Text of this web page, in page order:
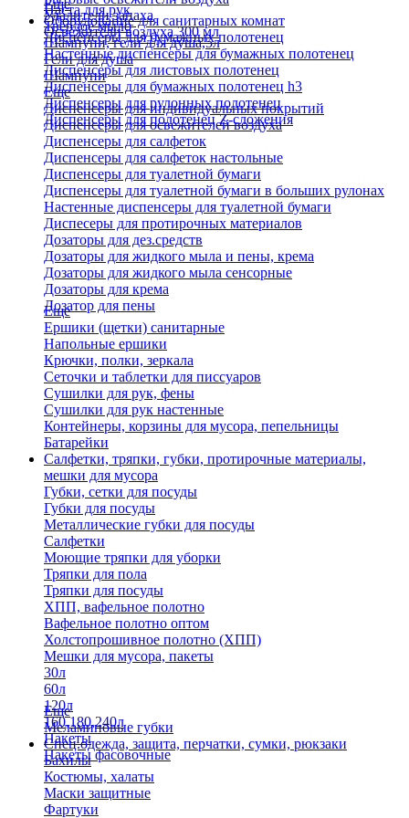
Паста для рук
Твердое мыло
Шампуни, гели для душа,5л
Гели для душа
Шампуни
Удалители запаха
Освежители воздуха 300 мл
Еще
Оборудование для санитарных комнат
Диспенсеры для бумажных полотенец
Настенные диспенсеры для бумажных полотенец
Диспенсеры для листовых полотенец
Диспенсеры для бумажных полотенец h3
Диспенсеры для рулонных полотенец
Диспенсеры для полотенец Z-сложения
Еще
Диспенсеры для индивидуальных покрытий
Диспенсеры для освежителей воздуха
Диспенсеры для салфеток
Диспенсеры для салфеток настольные
Диспенсеры для туалетной бумаги
Диспенсеры для туалетной бумаги в больших рулонах
Настенные диспенсеры для туалетной бумаги
Диспесеры для протирочных материалов
Дозаторы для дез.средств
Дозаторы для жидкого мыла и пены, крема
Дозаторы для жидкого мыла сенсорные
Дозаторы для крема
Дозатор для пены
Еще
Ершики (щетки) санитарные
Напольные ершики
Крючки, полки, зеркала
Сеточки и таблетки для писсуаров
Сушилки для рук, фены
Сушилки для рук настенные
Контейнеры, корзины для мусора, пепельницы
Батарейки
Салфетки, тряпки, губки, протирочные материалы,
мешки для мусора
Губки, сетки для посуды
Губки для посуды
Металлические губки для посуды
Салфетки
Моющие тряпки для уборки
Тряпки для пола
Тряпки для посуды
ХПП, вафельное полотно
Вафельное полотно оптом
Холстопрошивное полотно (ХПП)
Мешки для мусора, пакеты
30л
60л
120л
160,180,240л
Пакеты
Пакеты фасовочные
Еще
Меламиновые губки
Спец.одежда, защита, перчатки, сумки, рюкзаки
Бахилы
Костюмы, халаты
Маски защитные
Фартуки